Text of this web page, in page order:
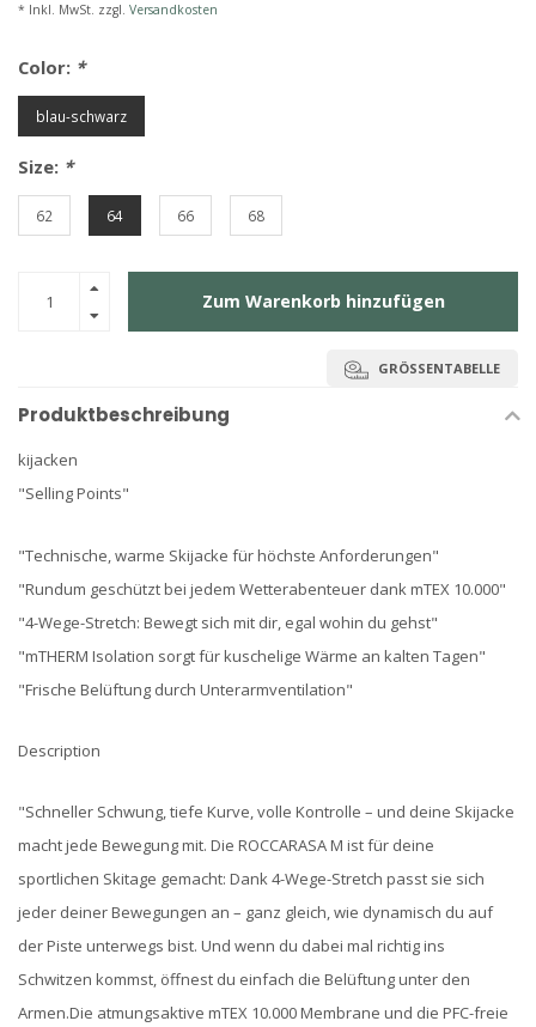
* Inkl. MwSt. zzgl. Versandkosten
Color: *
blau-schwarz
Size: *
62 64 66 68
Zum Warenkorb hinzufügen
GRÖSSENTABELLE
Produktbeschreibung
kijacken
"Selling Points"
"Technische, warme Skijacke für höchste Anforderungen"
"Rundum geschützt bei jedem Wetterabenteuer dank mTEX 10.000"
"4-Wege-Stretch: Bewegt sich mit dir, egal wohin du gehst"
"mTHERM Isolation sorgt für kuschelige Wärme an kalten Tagen"
"Frische Belüftung durch Unterarmventilation"
Description
"Schneller Schwung, tiefe Kurve, volle Kontrolle – und deine Skijacke
macht jede Bewegung mit. Die ROCCARASA M ist für deine
sportlichen Skitage gemacht: Dank 4-Wege-Stretch passt sie sich
jeder deiner Bewegungen an – ganz gleich, wie dynamisch du auf
der Piste unterwegs bist. Und wenn du dabei mal richtig ins
Schwitzen kommst, öffnest du einfach die Belüftung unter den
Armen.Die atmungsaktive mTEX 10.000 Membrane und die PFC-freie